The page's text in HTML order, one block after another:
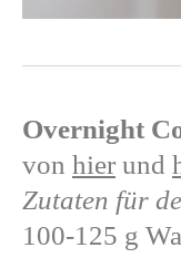
Overnight
von hier und
Zutaten für
100-125 g